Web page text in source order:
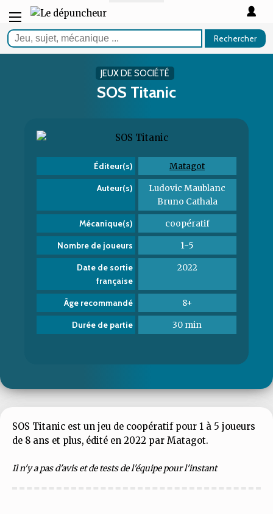
Rechercher
JEUX DE SOCIÉTÉ
SOS Titanic
Éditeur(s) Matagot
Auteur(s)
Ludovic Maublanc
Bruno Cathala
Mécanique(s) coopératif
Nombre de joueurs 1-5
Date de sortie
française
2022
Âge recommandé 8+
Durée de partie 30 min
SOS Titanic est un jeu de coopératif pour 1 à 5 joueurs
de 8 ans et plus, édité en 2022 par Matagot.
Il n'y a pas d'avis et de tests de l'équipe pour l'instant